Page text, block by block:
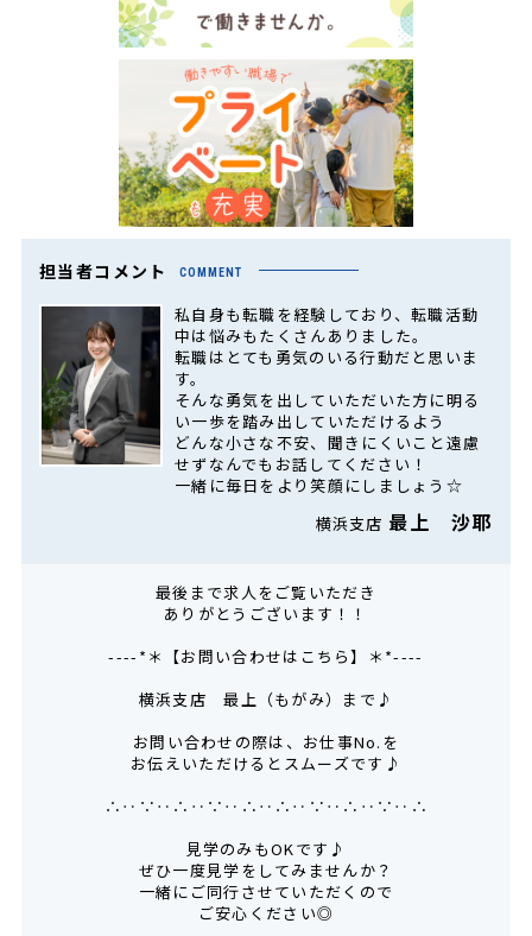
担当者コメント COMMENT
私自身も転職を経験しており、転職活動
中は悩みもたくさんありました。
転職はとても勇気のいる行動だと思いま
す。
そんな勇気を出していただいた方に明る
い一歩を踏み出していただけるよう
どんな小さな不安、聞きにくいこと遠慮
せずなんでもお話してください！
一緒に毎日をより笑顔にしましょう☆
横浜支店 最上 沙耶
最後まで求人をご覧いただき
ありがとうございます！！
----*＊【お問い合わせはこちら】＊*----
横浜支店 最上（もがみ）まで♪
お問い合わせの際は、お仕事No.を
お伝えいただけるとスムーズです♪
∴‥∵‥∴‥∵‥∴‥∴‥∵‥∴‥∵‥∴
見学のみもOKです♪
ぜひ一度見学をしてみませんか？
一緒にご同行させていただくので
ご安心ください◎